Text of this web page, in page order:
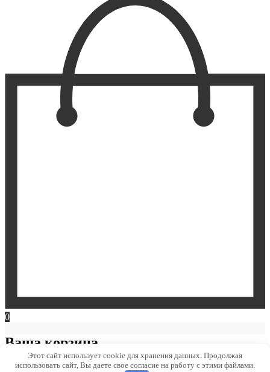
0
Ваша корзина
Этот сайт использует cookie для хранения данных. Продолжая
использовать сайт, Вы даете свое согласие на работу с этими файлами.